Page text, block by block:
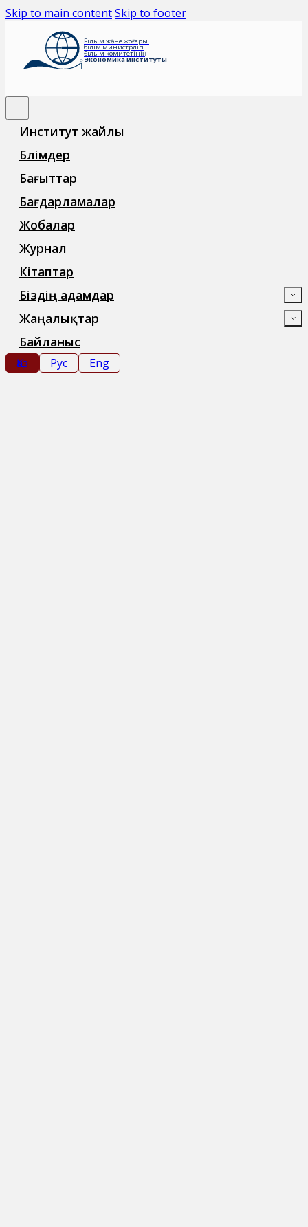
Skip to main contentSkip to footer
Ғылым және жоғары
білім министрлігі
Ғылым комитетінің
Экономика институты
Институт жайлы
Бөлімдер
Бағыттар
Бағдарламалар
Жобалар
Журнал
Кітаптар
Біздің адамдар
Жаңалықтар
Байланыс
Қаз Рус Eng